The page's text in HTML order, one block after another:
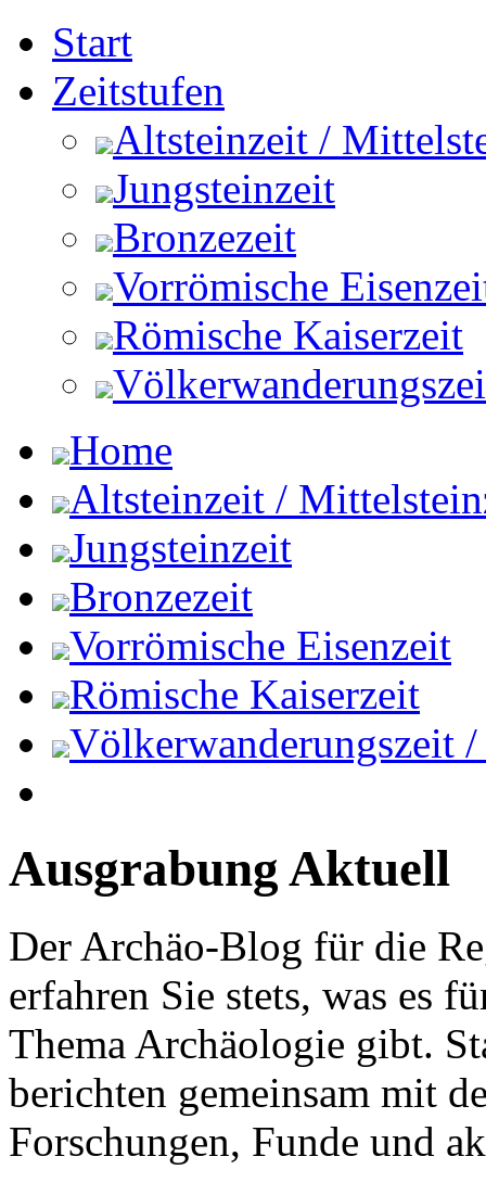
Start
Zeitstufen
Altsteinzeit /
Jungsteinzeit
Bronzezeit
Vorrömische
Römische Kaiserzeit
Home
Altsteinzeit /
Jungsteinzeit
Bronzezeit
Vorrömische Eisenzeit
Römische Kaiserzeit
Völkerwanderungszeit
Ausgrabung Aktuell
Der Archäo-Blog für die
erfahren Sie stets, was es
Thema Archäologie gibt.
berichten gemeinsam mit
Forschungen, Funde und